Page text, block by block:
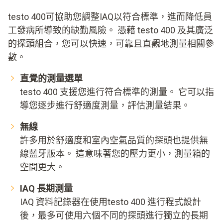
testo 400可協助您調整IAQ以符合標準，進而降低員
工發病所導致的缺勤風險。 憑藉 testo 400 及其廣泛
的探頭組合，您可以快速，可靠且直觀地測量相關參
數。
直覺的測量選單
testo 400 支援您進行符合標準的測量。 它可以指
導您逐步進行舒適度測量，評估測量結果。
無線
許多用於舒適度和室內空氣品質的探頭也提供無
線藍牙版本。 這意味著您的壓力更小，測量箱的
空間更大。
IAQ 長期測量
IAQ 資料記錄器在使用testo 400 進行程式設計
後，最多可使用六個不同的探頭進行獨立的長期